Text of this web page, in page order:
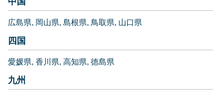
広島県 岡山県 島根県 鳥取県 山口県
四国
愛媛県 香川県 高知県 徳島県
九州